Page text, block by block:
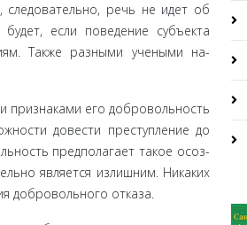
следовательно, речь не идет об
если поведение субъекта
Также разными учеными на­
признаками его доброволь­ность
довести преступление до
предполагает такое осоз­
является излишним. Никаких
добровольного отказа.